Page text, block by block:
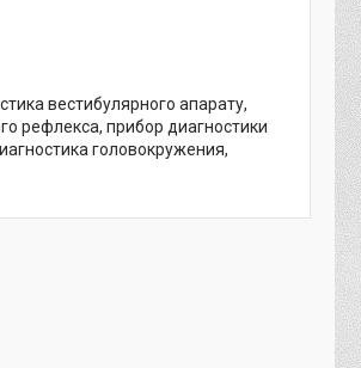
вестибулярного апарату,
рефлекса, прибор диагностики
головокружения,